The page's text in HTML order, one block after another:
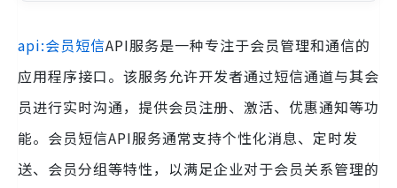
api:会员短信API服务是一种专注于会员管理和通信的
应用程序接口。该服务允许开发者通过短信通道与其会
员进行实时沟通，提供会员注册、激活、优惠通知等功
能。会员短信API服务通常支持个性化消息、定时发
送、会员分组等特性，以满足企业对于会员关系管理的